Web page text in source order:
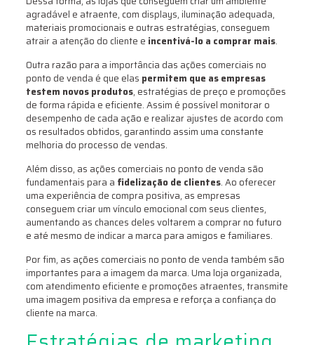
agradável e atraente, com displays, iluminação adequada,
materiais promocionais e outras estratégias, conseguem
atrair a atenção do cliente e incentivá-lo a comprar mais.
Outra razão para a importância das ações comerciais no
ponto de venda é que elas permitem que as empresas
testem novos produtos, estratégias de preço e promoções
de forma rápida e eficiente. Assim é possível monitorar o
desempenho de cada ação e realizar ajustes de acordo com
os resultados obtidos, garantindo assim uma constante
melhoria do processo de vendas.
Além disso, as ações comerciais no ponto de venda são
fundamentais para a fidelização de clientes. Ao oferecer
uma experiência de compra positiva, as empresas
conseguem criar um vínculo emocional com seus clientes,
aumentando as chances deles voltarem a comprar no futuro
e até mesmo de indicar a marca para amigos e familiares.
Por fim, as ações comerciais no ponto de venda também são
importantes para a imagem da marca. Uma loja organizada,
com atendimento eficiente e promoções atraentes, transmite
uma imagem positiva da empresa e reforça a confiança do
cliente na marca.